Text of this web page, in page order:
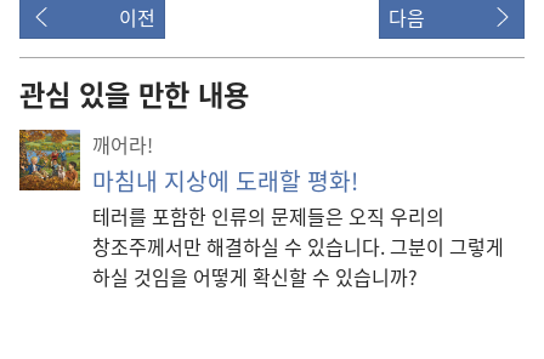
이전 다음
관심 있을 만한 내용
깨어라!
마침내 지상에 도래할 평화!
테러를 포함한 인류의 문제들은 오직 우리의
창조주께서만 해결하실 수 있습니다. 그분이 그렇게
하실 것임을 어떻게 확신할 수 있습니까?